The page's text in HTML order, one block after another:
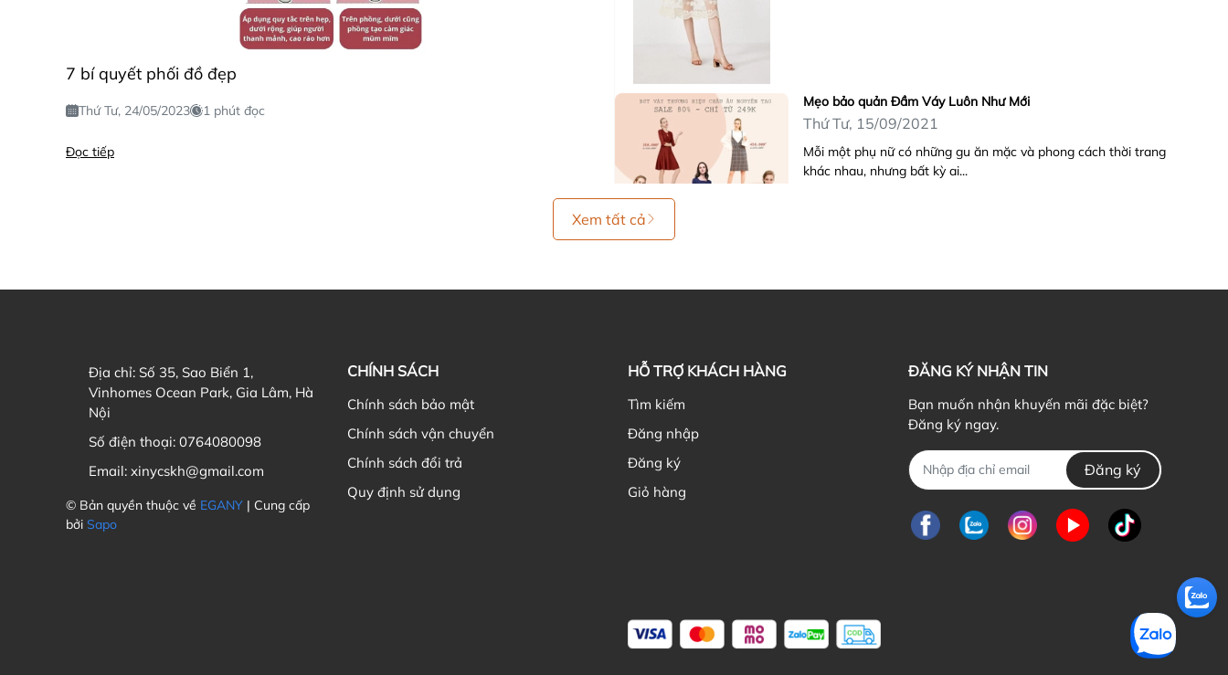
7 bí quyết phối đồ đẹp
Thứ Tư, 24/05/2023 1 phút đọc
Đọc tiếp
Mẹo bảo quản Đầm Váy Luôn Như Mới
Thứ Tư, 15/09/2021
Mỗi một phụ nữ có những gu ăn mặc và phong cách thời trang
khác nhau, nhưng bất kỳ ai...
Nên tặng quà giáng sinh gì cho bạn gái mới quen?
Chủ Nhật, 21/03/2021
Không khí giáng sinh đang ùa về khắp mọi nẻo đường, ai ai
cũng nô nức chờ đón và chuẩn...
Xem tất cả
Địa chỉ: Số 35, Sao Biển 1,
Vinhomes Ocean Park, Gia Lâm, Hà
Nội
Số điện thoại: 0764080098
Email: xinycskh@gmail.com
© Bản quyền thuộc về EGANY | Cung cấp
bởi Sapo
CHÍNH SÁCH
Chính sách bảo mật
Chính sách vận chuyển
Chính sách đổi trả
Quy định sử dụng
HỖ TRỢ KHÁCH HÀNG
Tìm kiếm
Đăng nhập
Đăng ký
Giỏ hàng
ĐĂNG KÝ NHẬN TIN
Bạn muốn nhận khuyến mãi đặc biệt?
Đăng ký ngay.
Đăng ký